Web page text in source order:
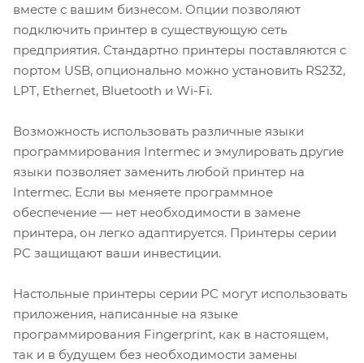
вместе с вашим бизнесом. Опции позволяют
подключить принтер в существующую сеть
предприятия. Стандартно принтеры поставляются с
портом USB, опционально можно установить RS232,
LPT, Ethernet, Bluetooth и Wi-Fi.
Возможность использовать различные языки
программирования Intermec и эмулировать другие
языки позволяет заменить любой принтер на
Intermec. Если вы меняете программное
обеспечение — нет необходимости в замене
принтера, он легко адаптируется. Принтеры серии
PC защищают ваши инвестиции.
Настольные принтеры серии PC могут использовать
приложения, написанные на языке
программирования Fingerprint, как в настоящем,
так и в будущем без необходимости замены